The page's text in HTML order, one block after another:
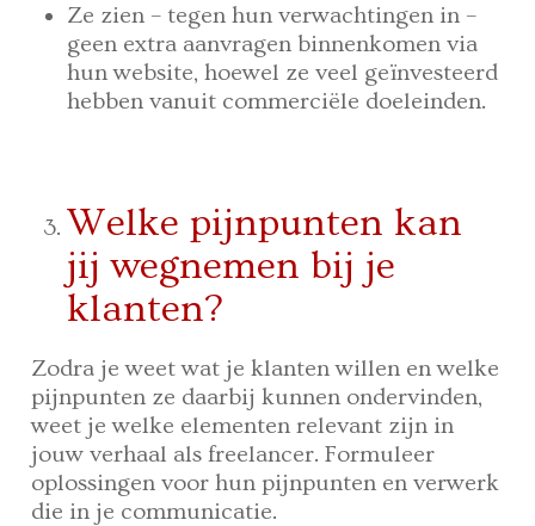
Ze zien – tegen hun verwachtingen in –
geen extra aanvragen binnenkomen via
hun website, hoewel ze veel geïnvesteerd
hebben vanuit commerciële doeleinden.
Welke pijnpunten kan
jij wegnemen bij je
klanten?
Zodra je weet wat je klanten willen en welke
pijnpunten ze daarbij kunnen ondervinden,
weet je welke elementen relevant zijn in
jouw verhaal als freelancer. Formuleer
oplossingen voor hun pijnpunten en verwerk
die in je communicatie.